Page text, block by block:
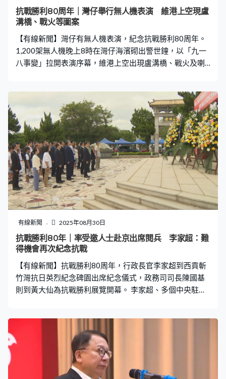
等，是打下了很好的群眾基礎。」 東江縱隊也積極參與香
港文化界的秘密營救行動，保護被日軍追捕的文化人士，
廣東東江縱隊紀念館附近的大
抗戰勝利80周年｜灣仔舉行無人機表演 維港上空現盧
溝橋、戰火等圖案
【有線新聞】灣仔有無人機表演，紀念抗戰勝利80周年。
1,200架無人機晚上8時在灣仔海濱砌出警世鐘，以「九一
八事變」拉開表演序幕，維港上空出現盧溝橋、戰火及喇
戰、以至香港淪陷後營救滯港的文化名人。尾聲亦重現
1945年8月15日，大公報以頭版報道日本投降。
有線新聞 2025年08月30日
抗戰勝利80年｜率受邀人士赴京出席閱兵 李家超：難
得機會再次紀念抗戰
【有線新聞】抗戰勝利80周年，行政長官李家超到西貢斬
竹灣抗日英烈紀念碑園出席紀念儀式，政務司司長陳國基
則到黃大仙為抗戰勝利展覽開幕。 李家超、多個中央駐港
是「英豪抗日千秋歌義勇，社稷迎曦八秩頌昌平」。 李家
超：「我們牢記歷史不是為了延續仇恨，而是為喚醒人民
對和平嚮往以及堅持，讓世界各國人民共享安寧。各位，
就讓我們團結奮進，傳承英烈精神，弘揚愛國情懷，為實